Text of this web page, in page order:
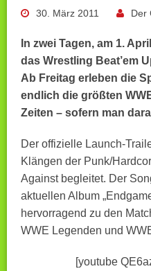
30. März 2011 Der
In zwei Tagen, am 1.
das Wrestling Beat’em
Ab Freitag erleben die
endlich die größten
Zeiten – sofern man
Der offizielle Launch-
Klängen der Punk/
Against begleitet. Der
aktuellen Album
hervorragend zu den
WWE Legenden und
[youtube